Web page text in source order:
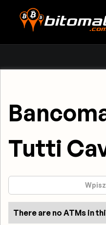
Tutti
There are no ATMs in